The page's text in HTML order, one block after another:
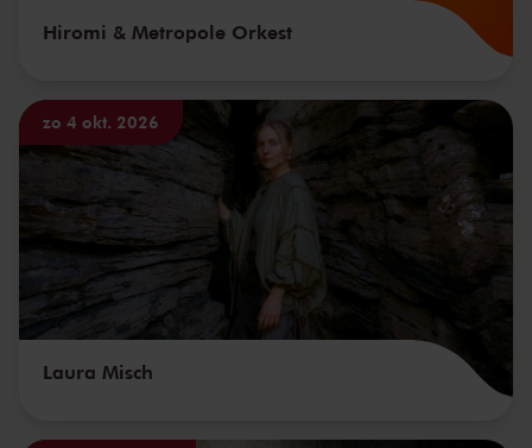
Hiromi & Metropole Orkest
zo 4 okt. 2026
Laura Misch